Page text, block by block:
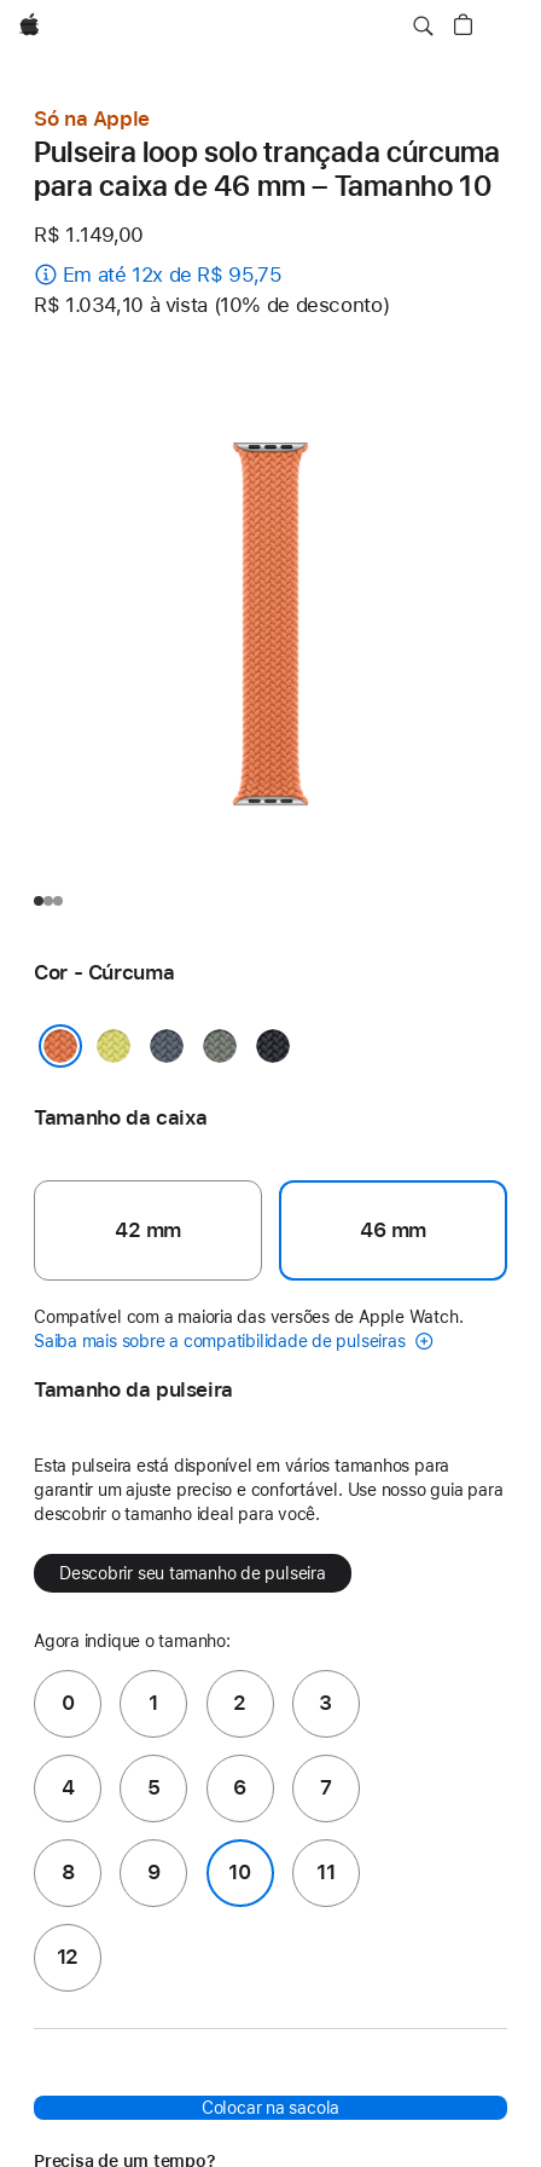
Apple
Só na Apple
Pulseira loop solo trançada cúrcuma
para caixa de 46 mm – Tamanho 10
R$ 1.149,00
Em até 12x de R$ 95,75
R$ 1.034,10 à vista (10% de desconto)
Cor - Cúrcuma
Amarelo-
Azul-
Cinza-Meia-
Tamanho da caixa
42 mm 46 mm
Compatível com a maioria das versões de Apple Watch.
Saiba mais sobre a compatibilidade de pulseiras
Tamanho da pulseira
Esta pulseira está disponível em vários tamanhos para
garantir um ajuste preciso e confortável. Use nosso guia para
descobrir o tamanho ideal para você.
Descobrir seu tamanho de pulseira
Agora indique o tamanho:
0 1 2 3
4 5 6 7
8 9 10 11
12
Colocar na sacola
Precisa de um tempo?